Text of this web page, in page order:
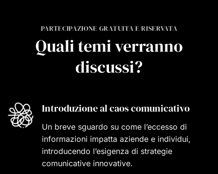
PARTECIPAZIONE GRATUITA E RISERVATA
Quali temi verranno
discussi?
Introduzione al caos comunicativo
Un breve sguardo su come l’eccesso di
informazioni impatta aziende e individui,
introducendo l’esigenza di strategie
comunicative innovative.